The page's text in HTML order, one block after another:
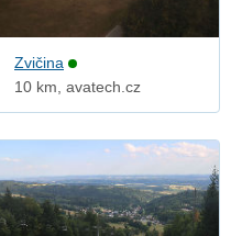
Zvičina
10 km, avatech.cz